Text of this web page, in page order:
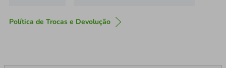
Política de Trocas e Devolução